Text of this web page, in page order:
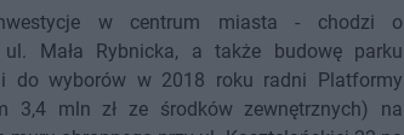
w centrum miasta - chodzi o
Mała Rybnicka, a także budowę parku
do wyborów w 2018 roku radni Platformy
3,4 mln zł ze środków zewnętrznych) na